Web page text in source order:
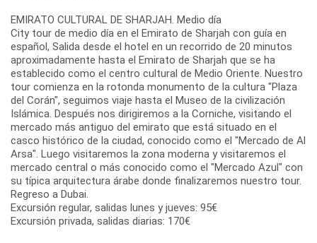
EMIRATO CULTURAL DE SHARJAH. Medio día
City tour de medio día en el Emirato de Sharjah con guía en
español, Salida desde el hotel en un recorrido de 20 minutos
aproximadamente hasta el Emirato de Sharjah que se ha
establecido como el centro cultural de Medio Oriente. Nuestro
tour comienza en la rotonda monumento de la cultura "Plaza
del Corán", seguimos viaje hasta el Museo de la civilización
Islámica. Después nos dirigiremos a la Corniche, visitando el
mercado más antiguo del emirato que está situado en el
casco histórico de la ciudad, conocido como el "Mercado de Al
Arsa". Luego visitaremos la zona moderna y visitaremos el
mercado central o más conocido como el "Mercado Azul" con
su típica arquitectura árabe donde finalizaremos nuestro tour.
Regreso a Dubai.
Excursión regular, salidas lunes y jueves: 95€
Excursión privada, salidas diarias: 170€